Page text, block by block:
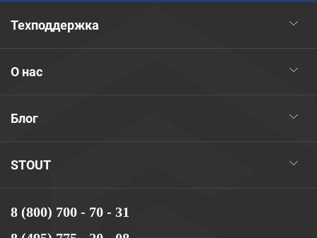
8 (800) 700 - 70 - 31
STOUT
Блог
О нас
Техподдержка